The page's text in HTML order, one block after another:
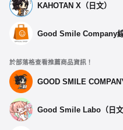
KAHOTAN X（日文）
Good Smile Company線
於部落格查看推薦商品資訊！
GOOD SMILE
Good Smile Labo（日文